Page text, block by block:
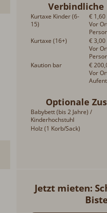
Verbindliche
Kurtaxe Kinder (6-
15)
€ 1,60
Vor
Kurtaxe (16+)
€ 3,00
Vor
Kaution bar
€
Vor
Optionale
Babybett (bis 2 Jahre) /
Kinderhochstuhl
Holz (1 Korb/Sack)
Jetzt mieten: